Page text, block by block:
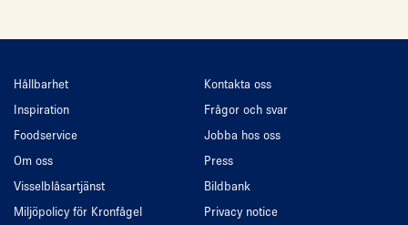
Hållbarhet
Inspiration
Foodservice
Om oss
Visselblåsartjänst
Miljöpolicy för Kronfågel
Kontakta oss
Frågor och svar
Jobba hos oss
Press
Bildbank
Privacy notice